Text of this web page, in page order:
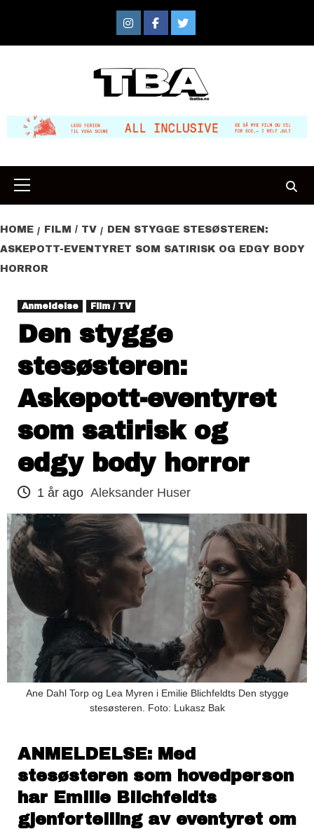
content
InstagramFacebook
Twitter
Primary
Menu
HOME FILM / TV
DEN STYGGE STESØSTEREN:
ASKEPOTT-EVENTYRET SOM SATIRISK OG EDGY BODY
HORROR
Anmeldelse Film / TV
Den stygge
stesøsteren:
Askepott-eventyret
som satirisk og
edgy body horror
1 år ago Aleksander Huser
Ane Dahl Torp og Lea Myren i Emilie Blichfeldts Den stygge
stesøsteren. Foto: Lukasz Bak
ANMELDELSE: Med
stesøsteren som hovedperson
har Emilie Blichfeldts
gjenfortelling av eventyret om